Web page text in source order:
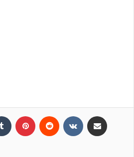
Tumblr Pinterest Reddit VKontakte